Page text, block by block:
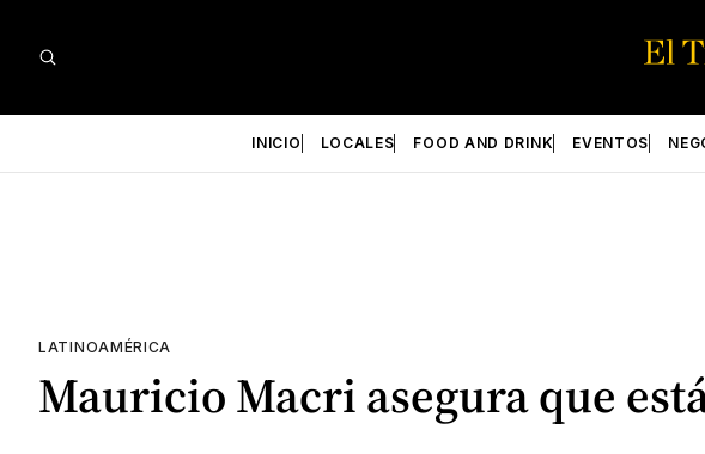
INICIO LOCALES FOOD AND DRINK EVENTOS
LATINOAMÉRICA
Mauricio Macri asegura que